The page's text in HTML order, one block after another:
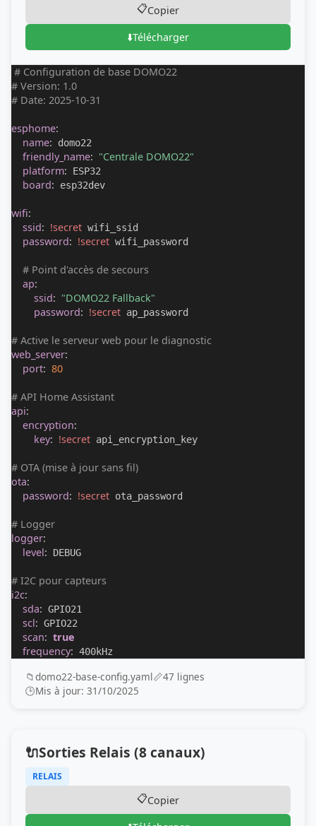
📋Copier
⬇️Télécharger
# Configuration de base DOMO22
# Version: 1.0
# Date: 2025-10-31
esphome:
name: domo22
friendly_name: "Centrale DOMO22"
platform: ESP32
board: esp32dev
wifi:
ssid: !secret wifi_ssid
password: !secret wifi_password
# Point d'accès de secours
ap:
ssid: "DOMO22 Fallback"
password: !secret ap_password
# Active le serveur web pour le diagnostic
web_server:
port: 80
# API Home Assistant
api:
encryption:
key: !secret api_encryption_key
# OTA (mise à jour sans fil)
ota:
password: !secret ota_password
# Logger
logger:
level: DEBUG
# I2C pour capteurs
i2c:
sda: GPIO21
scl: GPIO22
scan: true
frequency: 400kHz
📁domo22-base-config.yaml📏47 lignes
🕒Mis à jour: 31/10/2025
🔌Sorties Relais (8 canaux)
RELAIS
📋Copier